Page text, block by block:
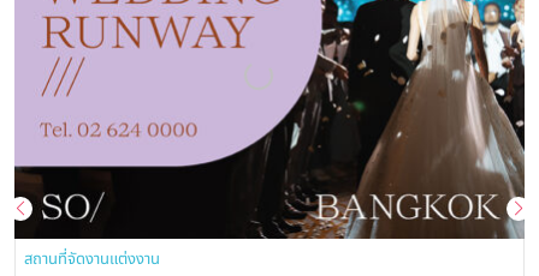
สถานที่จัดงานแต่งงาน